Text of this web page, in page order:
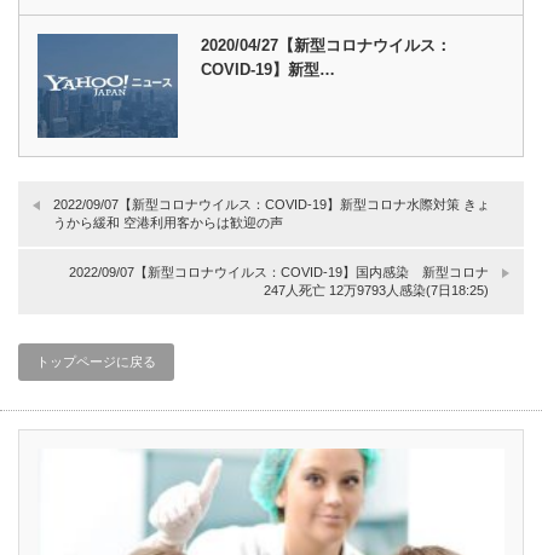
2020/04/27【新型コロナウイルス：
COVID-19】新型…
2022/09/07【新型コロナウイルス：COVID-19】新型コロナ水際対策 きょ
うから緩和 空港利用客からは歓迎の声
2022/09/07【新型コロナウイルス：COVID-19】国内感染 新型コロナ
247人死亡 12万9793人感染(7日18:25)
トップページに戻る